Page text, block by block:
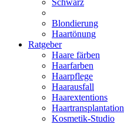
Schwarz
Blondierung
Haartönung
Ratgeber
Haare färben
Haarfarben
Haarpflege
Haarausfall
Haarextentions
Haartransplantation
Kosmetik-Studio